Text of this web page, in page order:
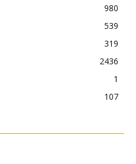
980
539
319
2436
1
107